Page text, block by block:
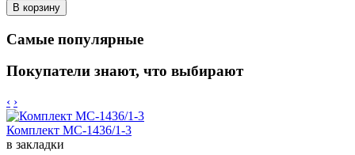
Самые популярные
Покупатели знают, что выбирают
‹ ›
Комплект MC-1436/1-3
в закладки